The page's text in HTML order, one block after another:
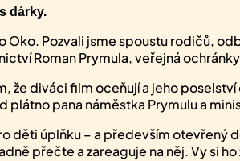
dárky.
Pozvali jsme spoustu rodičů,
Roman Prymula, veřejná
diváci film oceňují a jeho
pana náměstka Prymulu a
děti úplňku – a především otevřený
přečte a zareaguje na něj. Vy si